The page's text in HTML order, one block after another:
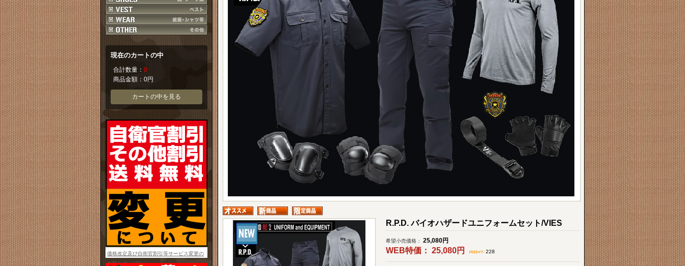
R.P.D. バイオハザードユニフォームセット/VIES
希望小売価格： 25,080円
WEB特価： 25,080円 228
現在のカートの中
合計数量： 0
商品金額： 0円
カートの中を見る
価格改定及び自衛官割引等サービス変更の
お知らせ